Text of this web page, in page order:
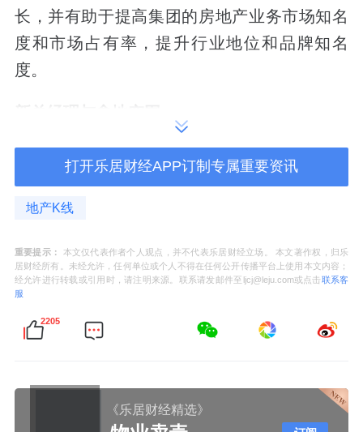
长，并有助于提高集团的房地产业务市场知名
度和市场占有率，提升行业地位和品牌知名
度。
今年7月20日，能建城发迎来了一波人事调
整，空缺了一年之久的总经理位置被补上。
2022年7月8日，时任能建城发总经理的杨扬洋
定。
接任该职位的职业经理人是有着二三十年地产
履职经历的萧睿。
学毕业后就加入 招商蛇口 。2007年，萧睿开始
跃升招商蛇口管理层，从城市总一路升至区域
打开乐居财经APP订制专属重要资讯
地产K线
重要提示：
本文仅代表作者个人观点，并不代表乐居财经立场。 本文著作权，归乐
居财经所有。未经允许，任何单位或个人不得在任何公开传播平台上使用本文内容；
经允许进行转载或引用时，请注明来源。联系请发邮件至ljcj@leju.com或点击联系客
服
2205
《乐居财经精选》